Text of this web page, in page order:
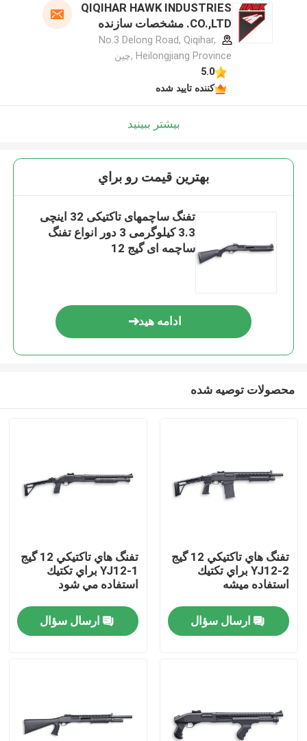
درباره ما
QIQIHAR HAWK INDUSTRIES
CO.,LTD. مشخصات سازنده
No.3 Delong Road, Qiqihar,
Heilongjiang Province ,چین
5.0
کننده تایید شده
بیشتر ببینید
بهترين قيمت رو براي
تفنگ ساچمهای تاکتیکی 32 اینچی
3.3 کیلوگرمی 3 دور انواع تفنگ
ساچمه ای گیج 12
ادامه هید
محصولات توصیه شده
تفنگ هاي تاکتيکي 12 گيج
YJ12-2 براي تكتيك
استفاده ميشه
ارسال سؤال
تفنگ هاي تاکتيکي 12 گيج
YJ12-1 براي تكتيك
استفاده مي شود
ارسال سؤال